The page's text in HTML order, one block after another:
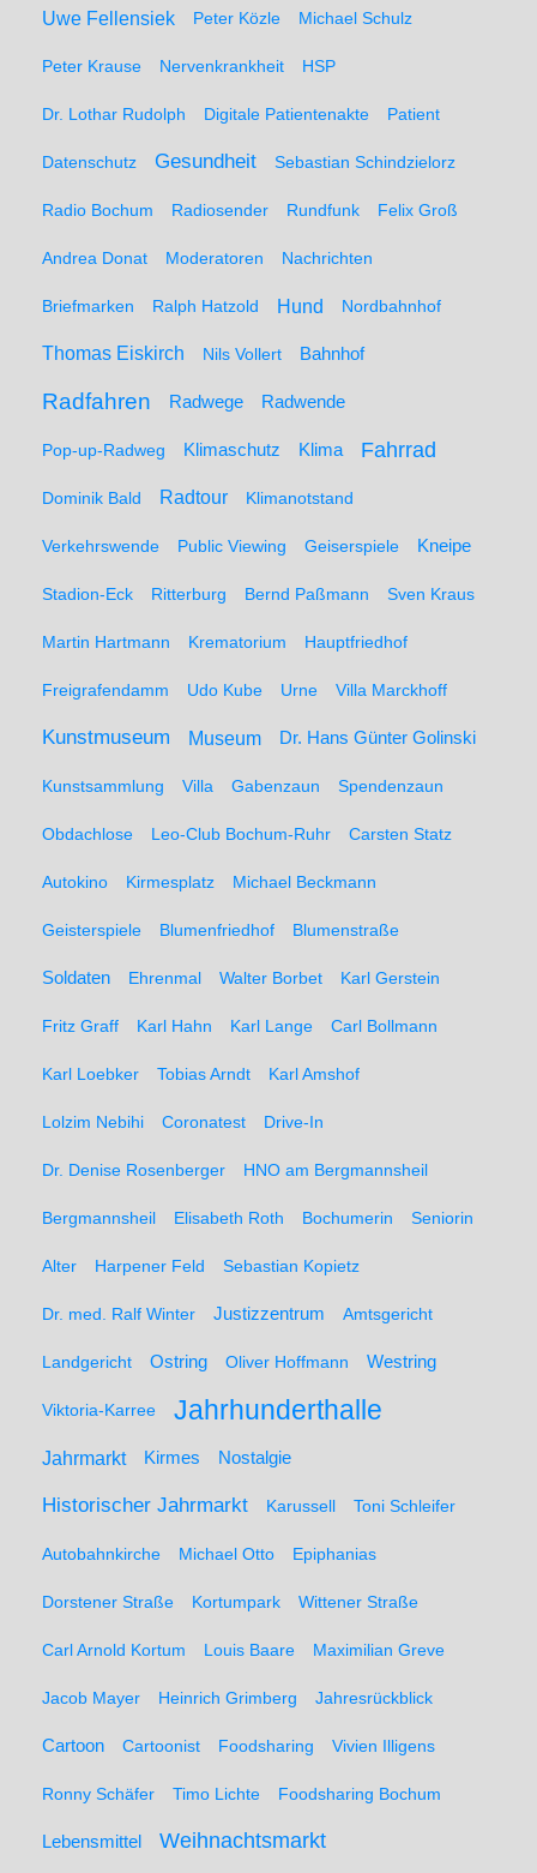
Uwe Fellensiek Peter Közle Michael Schulz
Peter Krause Nervenkrankheit HSP
Dr. Lothar Rudolph Digitale Patientenakte Patient
Datenschutz Gesundheit Sebastian Schindzielorz
Radio Bochum Radiosender Rundfunk Felix Groß
Andrea Donat Moderatoren Nachrichten
Briefmarken Ralph Hatzold Hund Nordbahnhof
Thomas Eiskirch Nils Vollert Bahnhof
Radfahren Radwege Radwende
Pop-up-Radweg Klimaschutz Klima Fahrrad
Dominik Bald Radtour Klimanotstand
Verkehrswende Public Viewing Geiserspiele Kneipe
Stadion-Eck Ritterburg Bernd Paßmann Sven Kraus
Martin Hartmann Krematorium Hauptfriedhof
Freigrafendamm Udo Kube Urne Villa Marckhoff
Kunstmuseum Museum Dr. Hans Günter Golinski
Kunstsammlung Villa Gabenzaun Spendenzaun
Obdachlose Leo-Club Bochum-Ruhr Carsten Statz
Autokino Kirmesplatz Michael Beckmann
Geisterspiele Blumenfriedhof Blumenstraße
Soldaten Ehrenmal Walter Borbet Karl Gerstein
Fritz Graff Karl Hahn Karl Lange Carl Bollmann
Karl Loebker Tobias Arndt Karl Amshof
Lolzim Nebihi Coronatest Drive-In
Dr. Denise Rosenberger HNO am Bergmannsheil
Bergmannsheil Elisabeth Roth Bochumerin Seniorin
Alter Harpener Feld Sebastian Kopietz
Dr. med. Ralf Winter Justizzentrum Amtsgericht
Landgericht Ostring Oliver Hoffmann Westring
Viktoria-Karree Jahrhunderthalle
Jahrmarkt Kirmes Nostalgie
Historischer Jahrmarkt Karussell Toni Schleifer
Autobahnkirche Michael Otto Epiphanias
Dorstener Straße Kortumpark Wittener Straße
Carl Arnold Kortum Louis Baare Maximilian Greve
Jacob Mayer Heinrich Grimberg Jahresrückblick
Cartoon Cartoonist Foodsharing Vivien Illigens
Ronny Schäfer Timo Lichte Foodsharing Bochum
Lebensmittel Weihnachtsmarkt